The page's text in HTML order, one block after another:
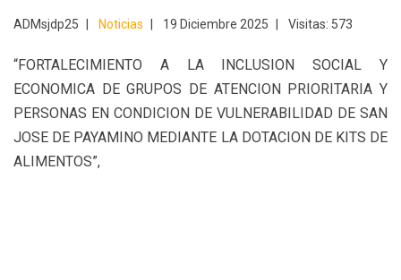
ADMsjdp25 Noticias 19 Diciembre 2025 Visitas: 573
“FORTALECIMIENTO A LA INCLUSION SOCIAL Y
ECONOMICA DE GRUPOS DE ATENCION PRIORITARIA Y
PERSONAS EN CONDICION DE VULNERABILIDAD DE SAN
JOSE DE PAYAMINO MEDIANTE LA DOTACION DE KITS DE
ALIMENTOS”,